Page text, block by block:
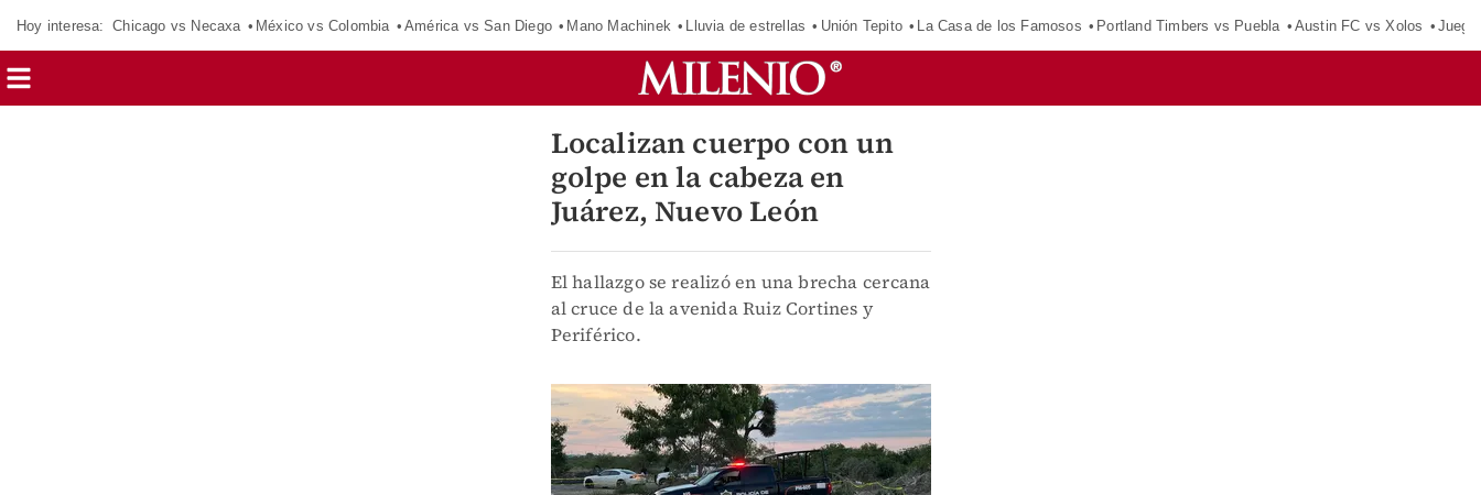
Hoy interesa: Chicago vs Necaxa México vs Colombia América vs San Diego Mano Machinek Lluvia de estrellas Unión Tepito La Casa de los Famosos Portland Timbers vs Puebla Austin FC vs Xolos
Localizan cuerpo con un
golpe en la cabeza en
Juárez, Nuevo León
El hallazgo se realizó en una brecha cercana
al cruce de la avenida Ruiz Cortines y
Periférico.